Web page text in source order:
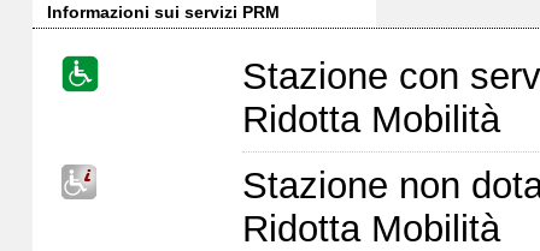
Informazioni sui servizi PRM
Stazione con
Ridotta Mobilità
Stazione non
Ridotta Mobilità